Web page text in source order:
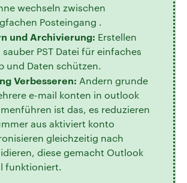
wechseln zwischen
Posteingang .
und Archivierung: Erstellen
PST Datei für einfaches
und Daten schützen.
Verbesseren: Andern grunde
e-mail konten in outlook
ist das, es reduzieren
aus aktiviert konto
gleichzeitig nach
diese gemacht Outlook
funktioniert.